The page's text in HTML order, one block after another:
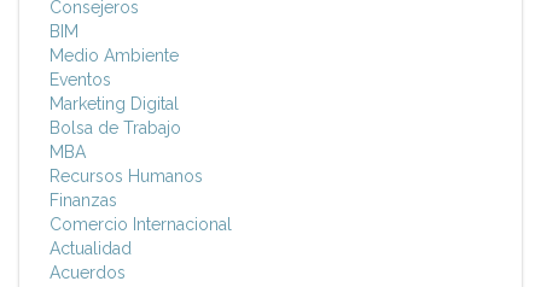
Consejeros
BIM
Medio Ambiente
Eventos
Marketing Digital
Bolsa de Trabajo
MBA
Recursos Humanos
Finanzas
Comercio Internacional
Actualidad
Acuerdos